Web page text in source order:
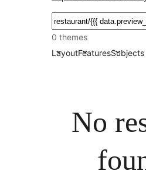
Hľadať
0 themes
LayoutFeaturesSubjects
No